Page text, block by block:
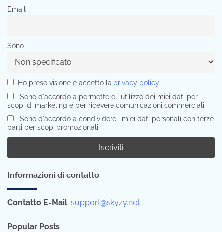
Email
Sono
Ho preso visione e accetto la privacy policy
Sono d'accordo a permettere l'utilizzo dei miei dati per
scopi di marketing e per ricevere comunicazioni commerciali.
Sono d'accordo a condividere i miei dati personali con terze
parti per scopi promozionali.
Informazioni di contatto
Contatto E-Mail: support@skyzy.net
Popular Posts